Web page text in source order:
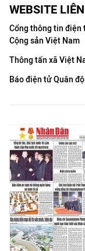
MỘT SẢN PHẨM
RADIO
MEDIA CENTER
Video
Media Chính
Media Kinh tế
Media Văn hóa
Media Xã hội
WEBSITE
Cổng thông tin điện
Cộng sản Việt Nam
Thông tấn xã Việt
Báo điện tử Quân